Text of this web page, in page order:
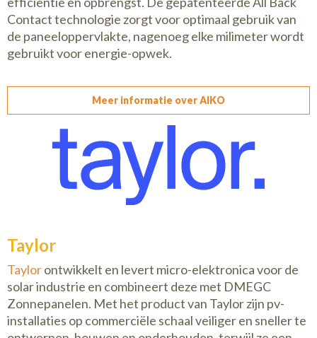
Contact technologie zorgt voor optimaal gebruik van
de paneeloppervlakte, nagenoeg elke milimeter wordt
gebruikt voor energie-opwek.
Meer informatie over AIKO
Taylor
Taylorontwikkelt en levert micro-elektronica voor de
solar industrie en combineert deze met DMEGC
Zonnepanelen. Met het product van Taylor zijn pv-
installaties op commerciële schaal veiliger en sneller te